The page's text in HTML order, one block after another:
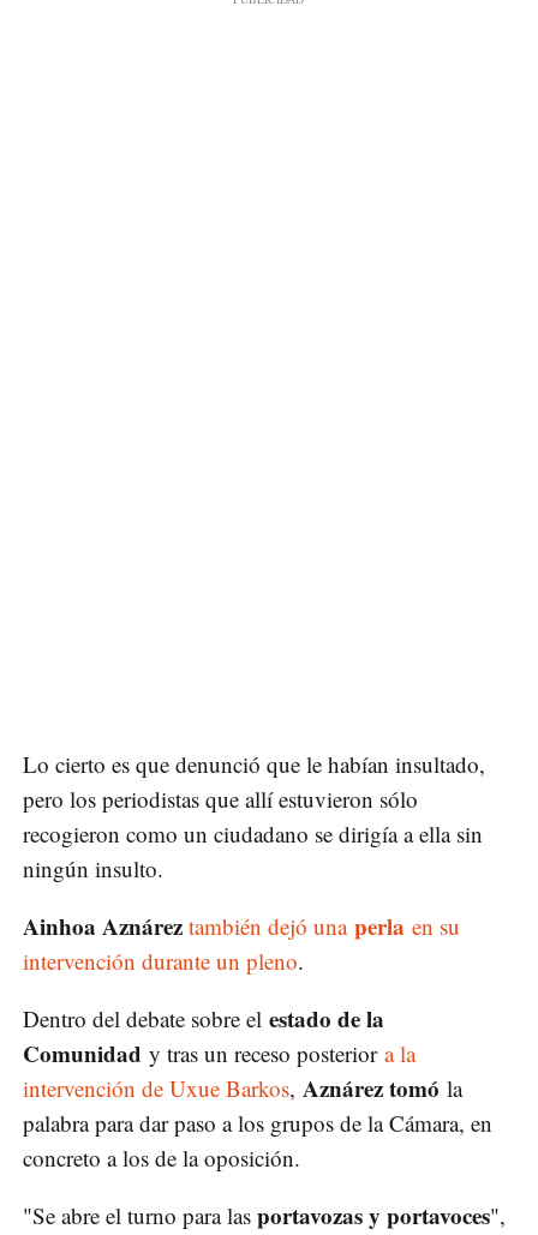
Lo cierto es que denunció que le habían insultado,
pero los periodistas que allí estuvieron sólo
recogieron como un ciudadano se dirigía a ella sin
ningún insulto.
Ainhoa Aznárez también dejó una perla en su
intervención durante un pleno.
Dentro del debate sobre el estado de la
Comunidad y tras un receso posterior a la
intervención de Uxue Barkos, Aznárez tomó la
palabra para dar paso a los grupos de la Cámara, en
concreto a los de la oposición.
"Se abre el turno para las portavozas y portavoces",